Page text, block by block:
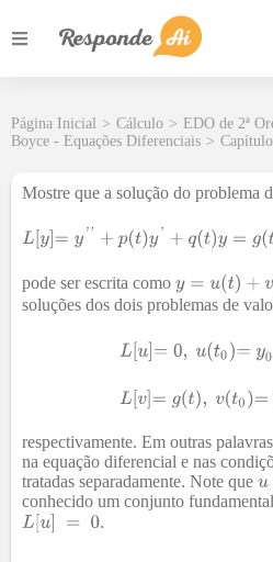
Página Inicial > Cálculo > EDO de 2ª
Boyce - Equações Diferenciais >
Mostre que a solução do problema
pode ser escrita como
soluções dos dois problemas de
respectivamente. Em outras
na equação diferencial e nas
tratadas separadamente. Note que
conhecido um conjunto
.